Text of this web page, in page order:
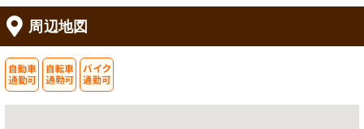
周辺地図